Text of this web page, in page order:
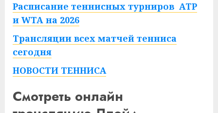
Расписание теннисных турниров ATP
и WTA на 2026
Трансляции всех матчей тенниса
сегодня
НОВОСТИ ТЕННИСА
Смотреть онлайн